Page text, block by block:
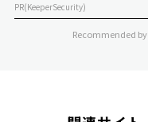
PR(KeeperSecurity)
Recommended by